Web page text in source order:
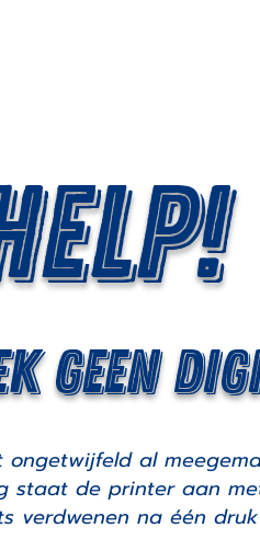
geen
ongetwijfeld al
staat de printer aan
verdwenen na één